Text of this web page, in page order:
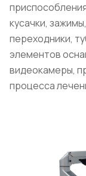
кусачки,
переходники,
элементов
видеокамеры,
процесса